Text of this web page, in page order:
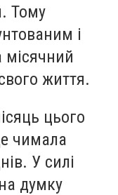
Тому
і
місячний
життя.
цього
чимала
У силі
думку